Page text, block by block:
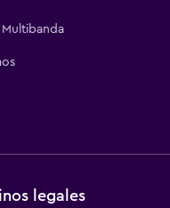
legales